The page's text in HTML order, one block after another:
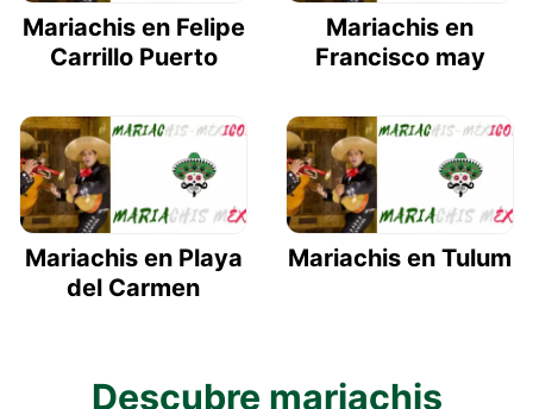
Mariachis en Felipe
Carrillo Puerto
Mariachis en
Francisco may
Mariachis en Playa
del Carmen
Mariachis en Tulum
Descubre mariachis